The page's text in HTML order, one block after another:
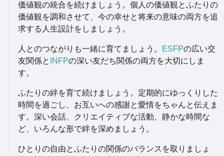
価値観の統合を続けましょう。個人の価値観とふたりの
価値観を調和させて、今の幸せと将来の意味の両方を追
求する人生設計をしましょう。
人とのつながりも一緒に育てましょう。 ESFPの広い交
友関係と INFPの深い友だち関係の両方を大切にしま
す。
ふたりの絆を育て続けましょう。定期的にゆっくりした
時間を過ごし、お互いへの感謝と愛情をちゃんと伝えま
す。深い会話、クリエイティブな活動、静かな時間な
ど、いろんな形で絆を深めましょう。
ひとりの自由とふたりの関係のバランスを取りましょ